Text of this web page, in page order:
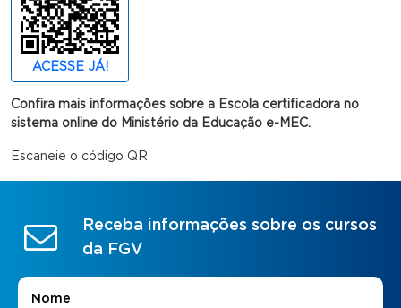
ACESSE JÁ!
Confira mais informações sobre a Escola certificadora no
sistema online do Ministério da Educação e-MEC.
Escaneie o código QR
Receba informações sobre os cursos
da FGV
Nome